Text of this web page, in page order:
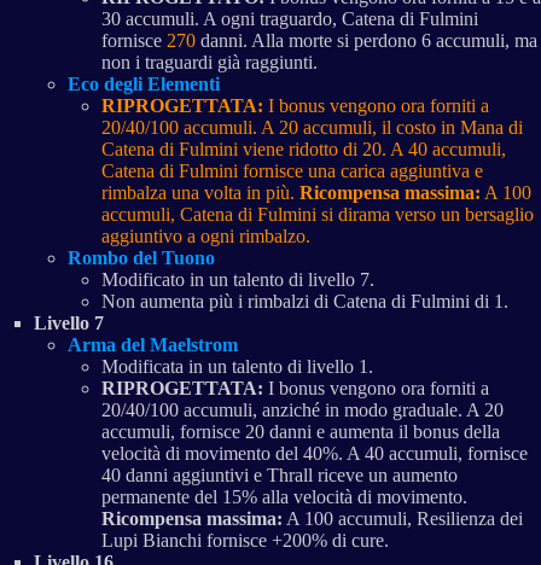
30 accumuli. A ogni traguardo, Catena di Fulmini
fornisce 270 danni. Alla morte si perdono 6 accumuli, ma
non i traguardi già raggiunti.
Eco degli Elementi
RIPROGETTATA: I bonus vengono ora forniti a
20/40/100 accumuli. A 20 accumuli, il costo in Mana di
Catena di Fulmini viene ridotto di 20. A 40 accumuli,
Catena di Fulmini fornisce una carica aggiuntiva e
rimbalza una volta in più. Ricompensa massima: A 100
accumuli, Catena di Fulmini si dirama verso un bersaglio
aggiuntivo a ogni rimbalzo.
Rombo del Tuono
Modificato in un talento di livello 7.
Non aumenta più i rimbalzi di Catena di Fulmini di 1.
Livello 7
Arma del Maelstrom
Modificata in un talento di livello 1.
RIPROGETTATA: I bonus vengono ora forniti a
20/40/100 accumuli, anziché in modo graduale. A 20
accumuli, fornisce 20 danni e aumenta il bonus della
velocità di movimento del 40%. A 40 accumuli, fornisce
40 danni aggiuntivi e Thrall riceve un aumento
permanente del 15% alla velocità di movimento.
Ricompensa massima: A 100 accumuli, Resilienza dei
Lupi Bianchi fornisce +200% di cure.